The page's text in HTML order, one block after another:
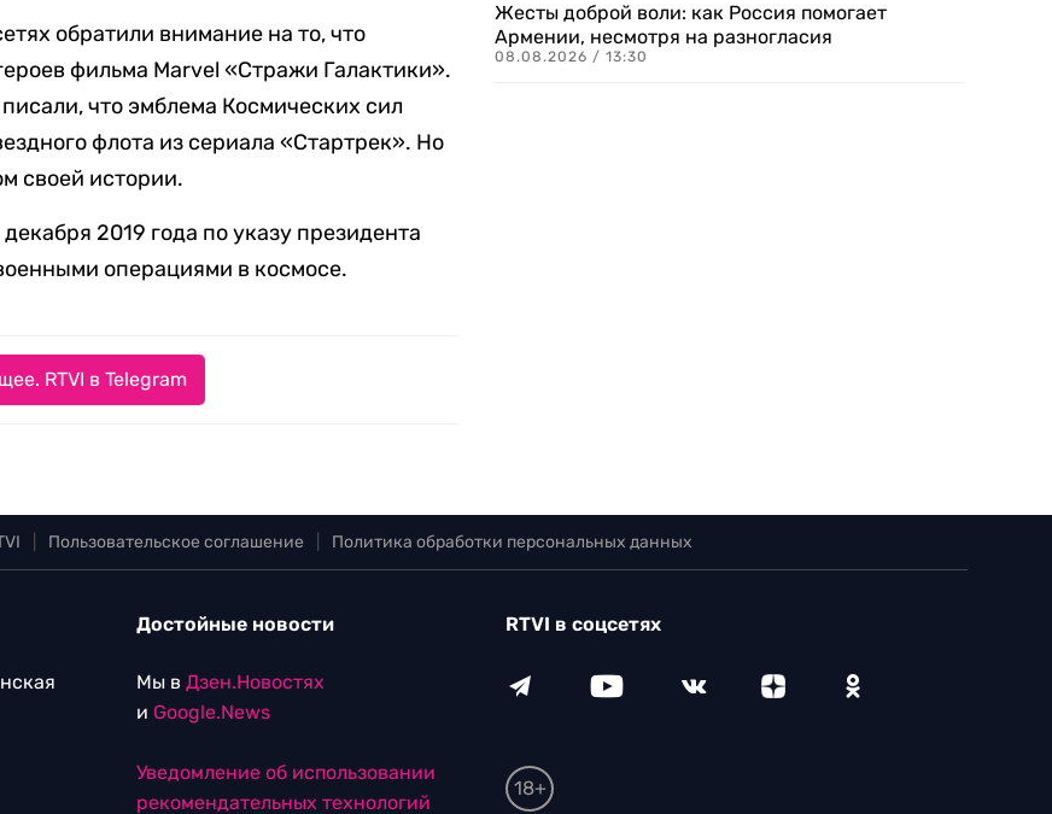
обратили внимание на то, что
фильма Marvel «Стражи Галактики».
что эмблема Космических сил
флота из сериала «Стартрек». Но
своей истории.
2019 года по указу президента
операциями в космосе.
RTVI в Telegram
Жесты доброй воли: как Россия помогает
Армении, несмотря на разногласия
08.08.2026 / 13:30
Пользовательское соглашение Политика обработки персональных данных
Достойные новости
Мы в Дзен.Новостях
и Google.News
Уведомление об использовании
рекомендательных технологий
RTVI в соцсетях
18+